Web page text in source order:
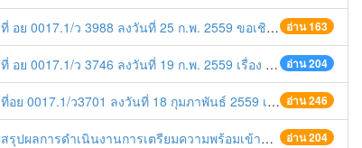
อ่าน 163
ที่ อย 0017.1/ว 3988 ลงวันที่ 25 ก.พ. 2559 ขอเชิญเข้าร่วมโครงการ GovChannel ศูนย์กลางบริการภาครัฐสำหรับประชาชน
อ่าน 204
ที่ อย 0017.1/ว 3746 ลงวันที่ 19 ก.พ. 2559 เรื่อง การประชาสัมพันธ์ผลงานและการบริการประชาชนของหน่วยงานภาครัฐ บนโทรศัพท์แบบพกพาด้วยระบบ G-News
อ่าน 246
ที่อย 0017.1/ว3701 ลงวันที่ 18 กุมภาพันธ์ 2559 เรื่อง การดำเนินการประชาสัมพันธ์ของทางราชการตามนโยบายรัฐมนตรีว่าการกระทรวงมหาดไทย
อ่าน 204
สรุปผลการดำเนินงานการเตรียมความพร้อมเข้าสู่ประชาคมอาเซียนจังหวัดพระนครศรีอยุธยา ประจำปี 2558